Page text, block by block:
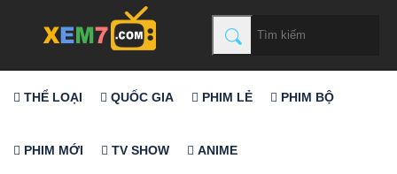
THỂ LOẠI QUỐC GIA PHIM LẺ PHIM BỘ
PHIM MỚI TV SHOW ANIME